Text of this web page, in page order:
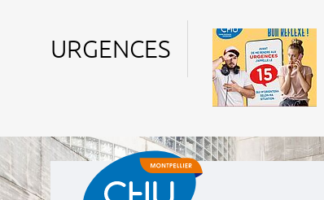
URGENCES